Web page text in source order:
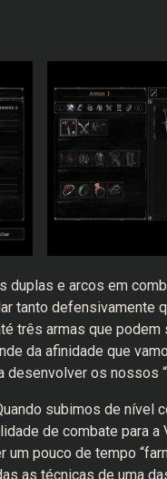
duplas e arcos em
tanto defensivamente
três armas que podem
da afinidade que
os nossos
subimos de nível
de combate para a
pouco de tempo
as técnicas de uma